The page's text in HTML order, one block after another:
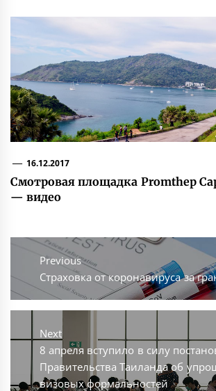
16.12.2017
Смотровая площадка Promthep
— видео
Навигация
записям
Previous
Previous
post:
Страховка от коронавируса за
Next
Next
post:
8 апреля вступило в силу
Правительства Таиланда об
визовых формальностей